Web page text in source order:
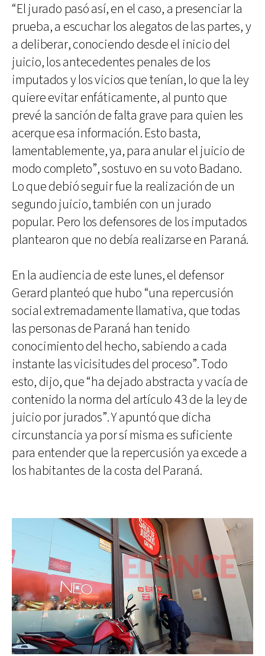
“El jurado pasó así, en el caso, a presenciar la
prueba, a escuchar los alegatos de las partes, y
a deliberar, conociendo desde el inicio del
juicio, los antecedentes penales de los
imputados y los vicios que tenían, lo que la ley
quiere evitar enfáticamente, al punto que
prevé la sanción de falta grave para quien les
acerque esa información. Esto basta,
lamentablemente, ya, para anular el juicio de
modo completo”, sostuvo en su voto Badano.
Lo que debió seguir fue la realización de un
segundo juicio, también con un jurado
popular. Pero los defensores de los imputados
plantearon que no debía realizarse en Paraná.
En la audiencia de este lunes, el defensor
Gerard planteó que hubo “una repercusión
social extremadamente llamativa, que todas
las personas de Paraná han tenido
conocimiento del hecho, sabiendo a cada
instante las vicisitudes del proceso”. Todo
esto, dijo, que “ha dejado abstracta y vacía de
contenido la norma del artículo 43 de la ley de
juicio por jurados”. Y apuntó que dicha
circunstancia ya por sí misma es suficiente
para entender que la repercusión ya excede a
los habitantes de la costa del Paraná.